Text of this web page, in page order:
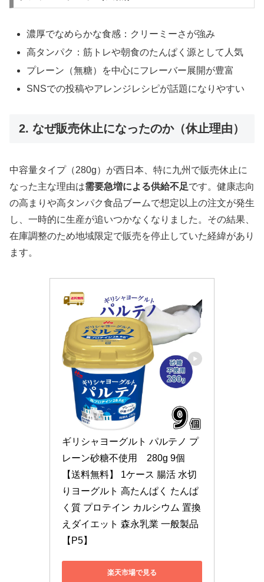
濃厚でなめらかな食感：クリーミーさが強み
高タンパク：筋トレや朝食のたんぱく源として人気
プレーン（無糖）を中心にフレーバー展開が豊富
SNSでの投稿やアレンジレシピが話題になりやすい
2. なぜ販売休止になったのか（休止理由）
中容量タイプ（280g）が西日本、特に九州で販売休止に
なった主な理由は需要急増による供給不足です。健康志向
の高まりや高タンパク食品ブームで想定以上の注文が発生
し、一時的に生産が追いつかなくなりました。その結果、
在庫調整のため地域限定で販売を停止していた経緯があり
ます。
ギリシャヨーグルト パルテノ プ
レーン砂糖不使用　280g 9個
【送料無料】 1ケース 腸活 水切
りヨーグルト 高たんぱく たんぱ
く質 プロテイン カルシウム 置換
えダイエット 森永乳業 一般製品
【P5】
楽天市場で見る